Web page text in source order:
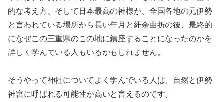
的な考え方、そして日本最高の神様が、全国各地の元伊勢
と言われている場所から長い年月と紆余曲折の後、最終的
になぜこの三重県のこの地に鎮座することになったのかを
詳しく学んでいる人もいるかもしれません。
そうやって神社についてよく学んでいる人は、自然と伊勢
神宮に呼ばれる可能性が高いと言えるのです。